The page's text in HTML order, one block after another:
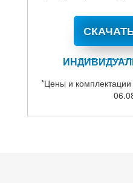
*Цены и комплектации